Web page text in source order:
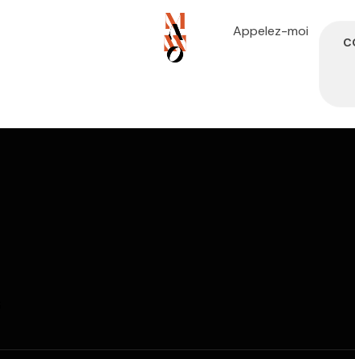
Appelez-moi
C